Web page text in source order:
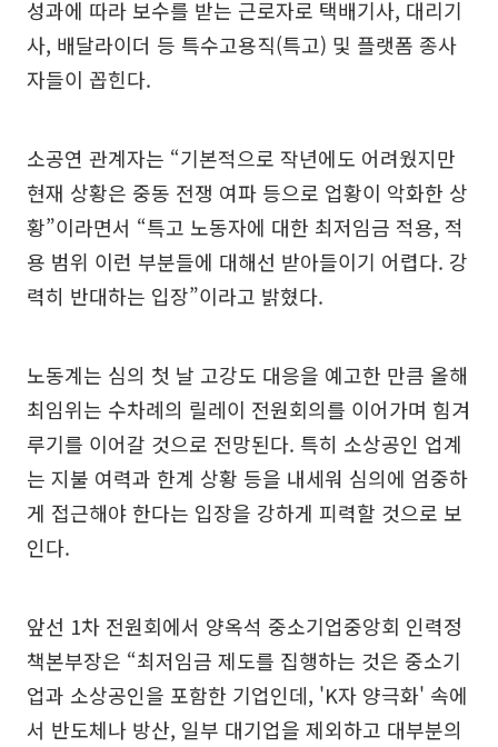
성과에 따라 보수를 받는 근로자로 택배기사, 대리기
사, 배달라이더 등 특수고용직(특고) 및 플랫폼 종사
자들이 꼽힌다.
소공연 관계자는 “기본적으로 작년에도 어려웠지만
현재 상황은 중동 전쟁 여파 등으로 업황이 악화한 상
황”이라면서 “특고 노동자에 대한 최저임금 적용, 적
용 범위 이런 부분들에 대해선 받아들이기 어렵다. 강
력히 반대하는 입장”이라고 밝혔다.
노동계는 심의 첫 날 고강도 대응을 예고한 만큼 올해
최임위는 수차례의 릴레이 전원회의를 이어가며 힘겨
루기를 이어갈 것으로 전망된다. 특히 소상공인 업계
는 지불 여력과 한계 상황 등을 내세워 심의에 엄중하
게 접근해야 한다는 입장을 강하게 피력할 것으로 보
인다.
앞선 1차 전원회에서 양옥석 중소기업중앙회 인력정
책본부장은 “최저임금 제도를 집행하는 것은 중소기
업과 소상공인을 포함한 기업인데, 'K자 양극화' 속에
서 반도체나 방산, 일부 대기업을 제외하고 대부분의